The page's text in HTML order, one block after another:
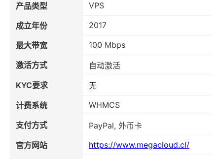
产品类型
VPS
成立年份 2017
最大带宽 100 Mbps
激活方式
自动激活
KYC要求
无
计费系统
WHMCS
支付方式
PayPal, 外币卡
官方网站
https://www.megacloud.cl/